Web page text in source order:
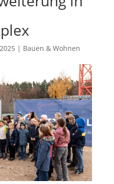
| Bauen & Wohnen